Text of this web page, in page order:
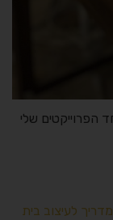
הפרוייקטים שלי
לעיצוב בית